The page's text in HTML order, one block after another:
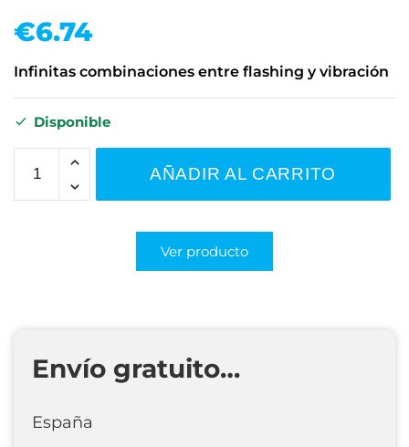
€6.74
Infinitas combinaciones entre flashing y vibración
Disponible
AÑADIR AL CARRITO
Ver producto
Envío gratuito…
España